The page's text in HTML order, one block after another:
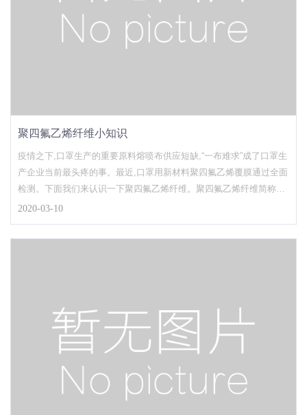
聚四氟乙烯纤维小知识
疫情之下,口罩生产的重要原料熔喷布供应短缺,“一布难求”成了口罩生
产企业当前最头疼的事。最近,口罩用新材料聚四氟乙烯覆膜通过全面
检测。下面我们来认识一下聚四氟乙烯纤维。聚四氟乙烯纤维简称
PTFE,具有优良的耐腐蚀性,低摩擦因数,不燃,耐强酸、强碱、强氧化
剂等强腐蚀性试剂或溶剂,耐高、低温
2020-03-10